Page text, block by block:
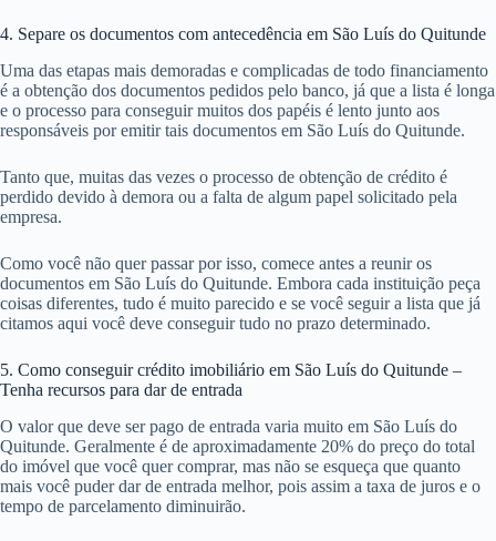
4. Separe os documentos com antecedência em São Luís do Quitunde
Uma das etapas mais demoradas e complicadas de todo financiamento
é a obtenção dos documentos pedidos pelo banco, já que a lista é longa
e o processo para conseguir muitos dos papéis é lento junto aos
responsáveis por emitir tais documentos em São Luís do Quitunde.
Tanto que, muitas das vezes o processo de obtenção de crédito é
perdido devido à demora ou a falta de algum papel solicitado pela
empresa.
Como você não quer passar por isso, comece antes a reunir os
documentos em São Luís do Quitunde. Embora cada instituição peça
coisas diferentes, tudo é muito parecido e se você seguir a lista que já
citamos aqui você deve conseguir tudo no prazo determinado.
5. Como conseguir crédito imobiliário em São Luís do Quitunde –
Tenha recursos para dar de entrada
O valor que deve ser pago de entrada varia muito em São Luís do
Quitunde. Geralmente é de aproximadamente 20% do preço do total
do imóvel que você quer comprar, mas não se esqueça que quanto
mais você puder dar de entrada melhor, pois assim a taxa de juros e o
tempo de parcelamento diminuirão.